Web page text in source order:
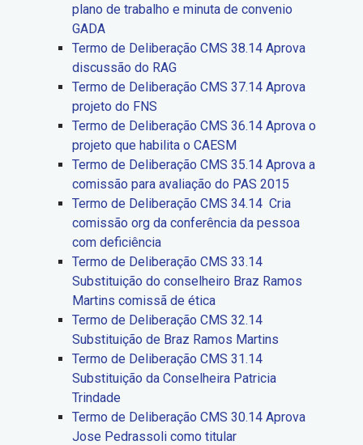
plano de trabalho e minuta de convenio
GADA
Termo de Deliberação CMS 38.14 Aprova
discussão do RAG
Termo de Deliberação CMS 37.14 Aprova
projeto do FNS
Termo de Deliberação CMS 36.14 Aprova o
projeto que habilita o CAESM
Termo de Deliberação CMS 35.14 Aprova a
comissão para avaliação do PAS 2015
Termo de Deliberação CMS 34.14 Cria
comissão org da conferência da pessoa
com deficiência
Termo de Deliberação CMS 33.14
Substituição do conselheiro Braz Ramos
Martins comissã de ética
Termo de Deliberação CMS 32.14
Substituição de Braz Ramos Martins
Termo de Deliberação CMS 31.14
Substituição da Conselheira Patricia
Trindade
Termo de Deliberação CMS 30.14 Aprova
Jose Pedrassoli como titular